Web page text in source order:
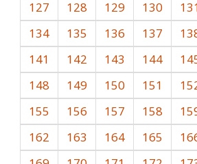
127
128 129 130
134
135 136 137
141
142 143 144
148
149 150 151
155
156 157 158
162
163 164 165